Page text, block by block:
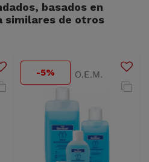
basados en
similares de otros
-5%